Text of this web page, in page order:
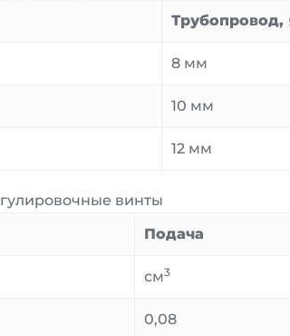
Трубопровод,
8 мм
10 мм
12 мм
винты
Подача
см3
0,08